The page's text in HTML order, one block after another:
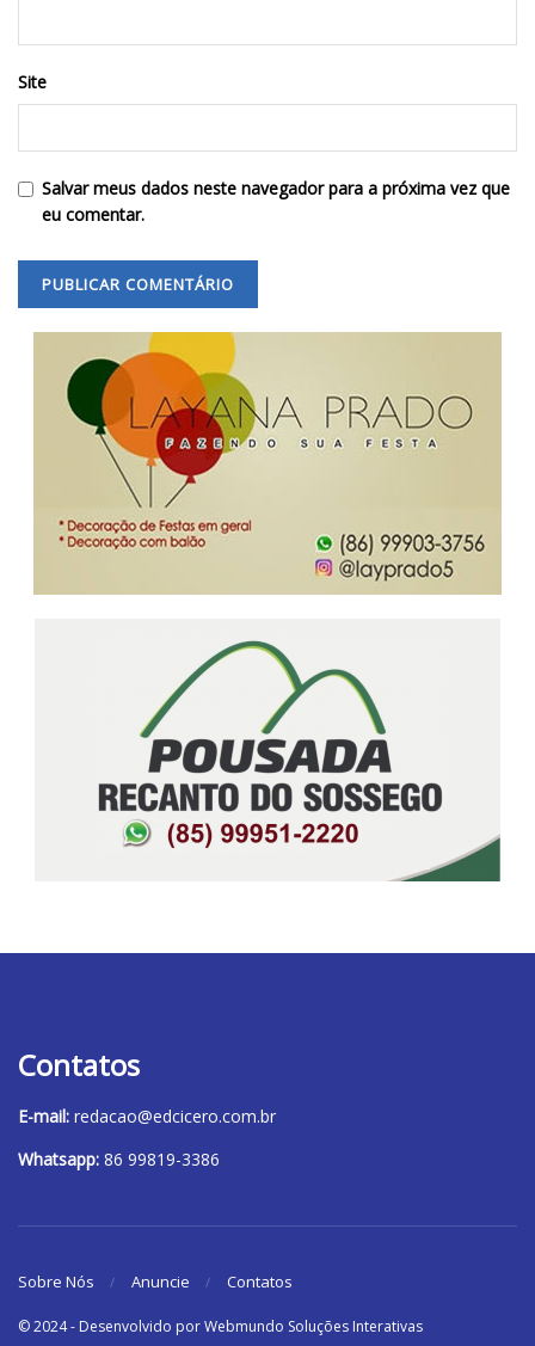
Site
Salvar meus dados neste navegador para a próxima vez que
eu comentar.
Contatos
E-mail: redacao@edcicero.com.br
Whatsapp: 86 99819-3386
Sobre Nós Anuncie Contatos
© 2024 - Desenvolvido por Webmundo Soluções Interativas